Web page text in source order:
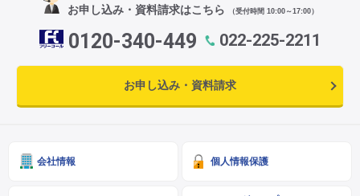
お申し込み・資料請求はこちら （受付時間 10:00～17:00）
0120-340-449 022-225-2211
お申し込み・資料請求
会社情報 個人情報保護